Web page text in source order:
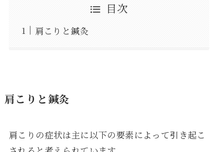
目次
肩こりと鍼灸
肩こりと鍼灸
肩こりの症状は主に以下の要素によって引き起こ